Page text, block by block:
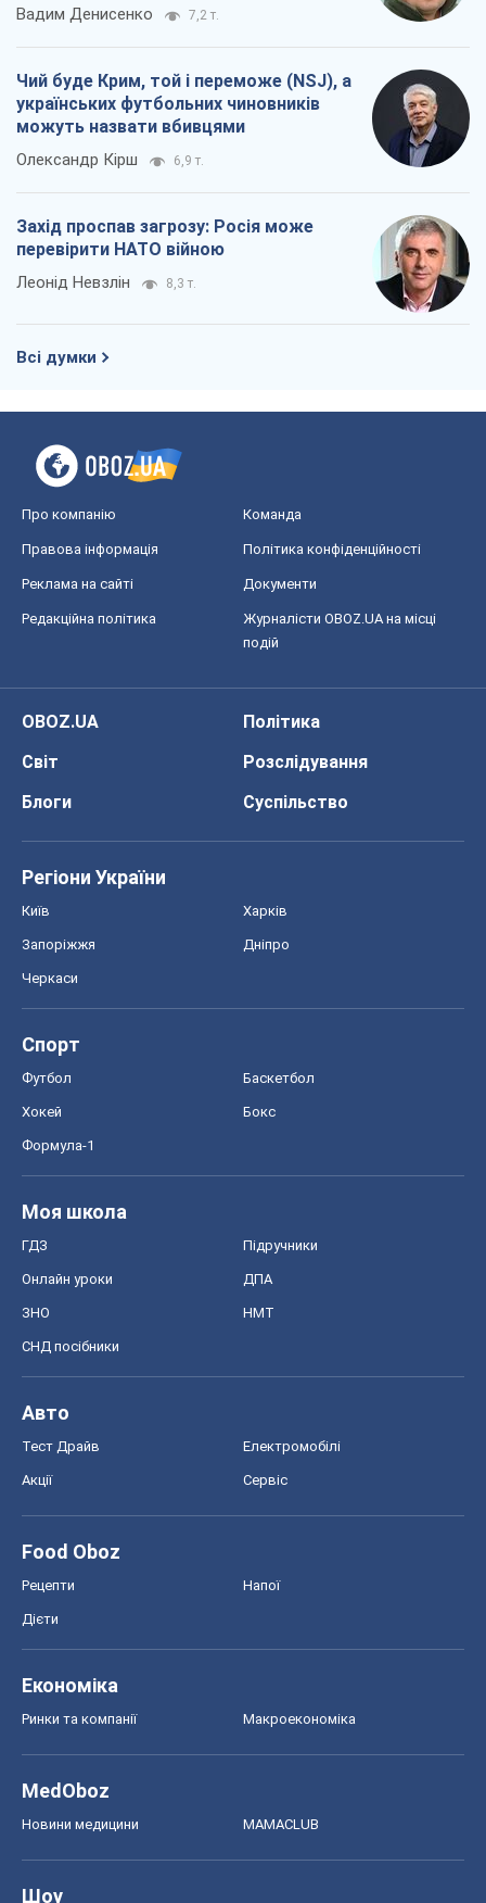
Вадим Денисенко 7,2 т.
Чий буде Крим, той і переможе (NSJ), а
українських футбольних чиновників
можуть назвати вбивцями
Олександр Кірш 6,9 т.
Захід проспав загрозу: Росія може
перевірити НАТО війною
Леонід Невзлін 8,3 т.
Всі думки
Про компанію Команда
Правова інформація Політика конфіденційності
Реклама на сайті Документи
Редакційна політика
Журналісти OBOZ.UA на місці
подій
OBOZ.UA
Політика
Світ
Розслідування
Блоги
Суспільство
Регіони України
Київ Харків
Запоріжжя Дніпро
Черкаси
Спорт
Футбол Баскетбол
Хокей Бокс
Формула-1
Моя школа
ГДЗ Підручники
Онлайн уроки ДПА
ЗНО НМТ
СНД посібники
Авто
Тест Драйв Електромобілі
Акції Сервіс
Food Oboz
Рецепти Напої
Дієти
Економіка
Ринки та компанії Макроекономіка
MedOboz
Новини медицини MAMACLUB
Шоу